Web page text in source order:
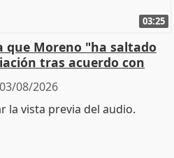
03:25
que Moreno "ha saltado
tras acuerdo con
03/08/2026